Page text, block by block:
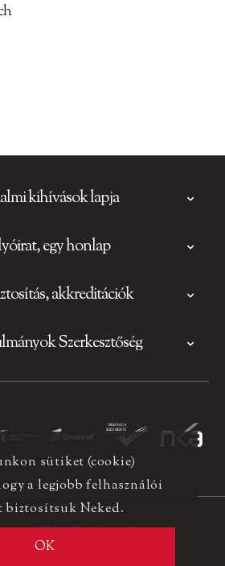
kihívások lapja
egy honlap
akkreditációk
Szerkesztőség
Máltai Tanulmányok
sütiket (cookie)
a legjobb felhasználói
biztosítsuk Neked.
OK